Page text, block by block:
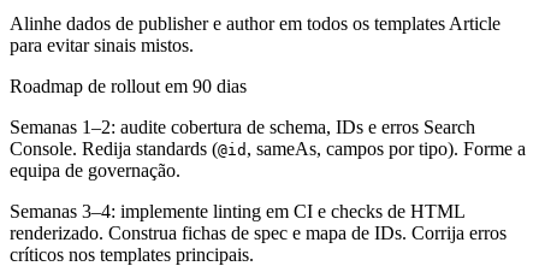
Alinhe dados de publisher e author em todos os templates Article
para evitar sinais mistos.
Roadmap de rollout em 90 dias
Semanas 1–2: audite cobertura de schema, IDs e erros Search
Console. Redija standards (@id , sameAs, campos por tipo). Forme a
equipa de governação.
Semanas 3–4: implemente linting em CI e checks de HTML
renderizado. Construa fichas de spec e mapa de IDs. Corrija erros
críticos nos templates principais.